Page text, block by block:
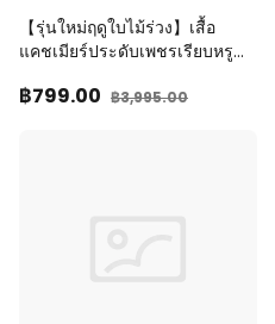
【รุ่นใหม่ฤดูใบไม้ร่วง】เสื้อ
แคชเมียร์ประดับเพชรเรียบหรู
฿799.00 ฿3,995.00